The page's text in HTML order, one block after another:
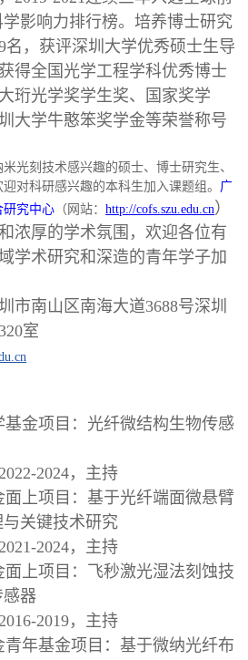
影响力排行榜。培养博士研究
名，获评深圳大学优秀硕士生导
得全国光学工程学科优秀博士
珩光学奖学生奖、国家奖学
大学牛憨笨奖学金等荣誉称号
光刻技术感兴趣的硕士、博士研究生、
对科研感兴趣的本科生加入课题组。 广
研究中心 （网站：http://cofs.szu.edu.cn）
浓厚的学术氛围，欢迎各位有
学术研究和深造的青年学子加
市南山区南海大道3688号深圳
室
金项目：光纤微结构生物传感
2024，主持
上项目：基于光纤端面微悬臂
关键技术研究
2024，主持
上项目：飞秒激光湿法刻蚀技
感器
2019，主持
年基金项目：基于微纳光纤布